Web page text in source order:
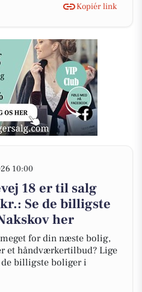
Kopiér link
10:00
18 er til salg
Se de billigste
her
for din næste bolig,
et håndværkertilbud? Lige
billigste boliger i